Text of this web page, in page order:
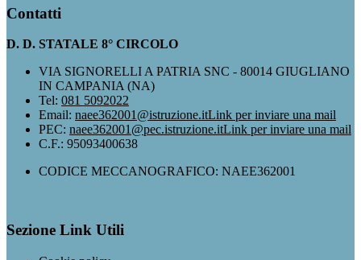
Contatti
D. D. STATALE 8° CIRCOLO
VIA SIGNORELLI A PATRIA SNC - 80014 GIUGLIANO
IN CAMPANIA (NA)
Tel: 081 5092022
Email: naee362001@istruzione.itLink per inviare una mail
PEC: naee362001@pec.istruzione.itLink per inviare una mail
C.F.: 95093400638
CODICE MECCANOGRAFICO: NAEE362001
Sezione Link Utili